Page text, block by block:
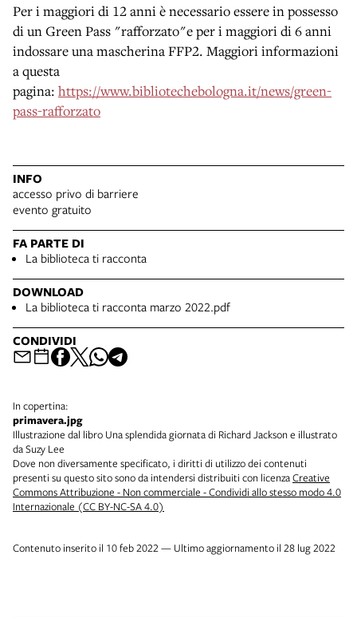
Per i maggiori di 12 anni è necessario essere in possesso
di un Green Pass "rafforzato"e per i maggiori di 6 anni
indossare una mascherina FFP2. Maggiori informazioni
a questa
pagina: https://www.bibliotechebologna.it/news/green-
pass-rafforzato
INFO
accesso privo di barriere
evento gratuito
FA PARTE DI
La biblioteca ti racconta
DOWNLOAD
La biblioteca ti racconta marzo 2022.pdf
CONDIVIDI
In copertina:
primavera.jpg
Illustrazione dal libro Una splendida giornata di Richard Jackson e illustrato
da Suzy Lee
Dove non diversamente specificato, i diritti di utilizzo dei contenuti
presenti su questo sito sono da intendersi distribuiti con licenzaCreative
Commons Attribuzione - Non commerciale - Condividi allo stesso modo 4.0
Internazionale (CC BY-NC-SA 4.0)
Contenuto inserito il 10 feb 2022 — Ultimo aggiornamento il 28 lug 2022